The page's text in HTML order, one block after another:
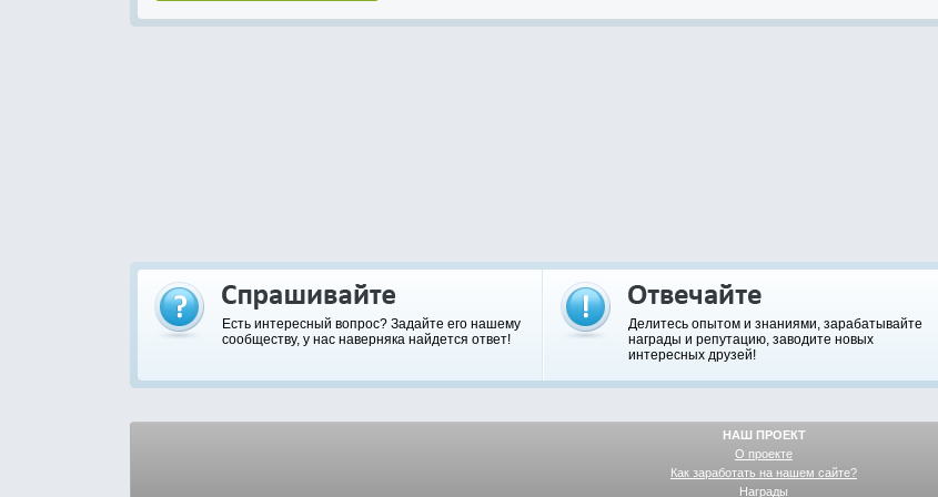
Есть интересный вопрос? Задайте его нашему
сообществу, у нас наверняка найдется ответ!
Делитесь опытом и знаниями, зарабатывайте
награды и репутацию, заводите новых
интересных друзей!
НАШ ПРОЕКТ
О проекте
Как заработать на нашем сайте?
Награды